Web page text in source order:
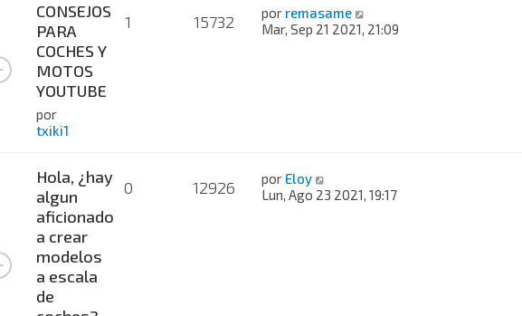
CONSEJOS
PARA
COCHES Y
MOTOS
YOUTUBE
por
txiki1
1 15732 por remasame
Mar, Sep 21 2021, 21:09
Hola, ¿hay
algun
aficionado
a crear
modelos
a escala
de
0 12926 por Eloy
Lun, Ago 23 2021, 19:17